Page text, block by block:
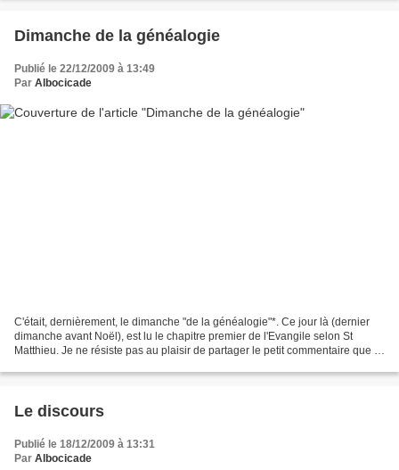
Dimanche de la généalogie
Publié le 22/12/2009 à 13:49
Par Albocicade
C'était, dernièrement, le dimanche "de la généalogie"*. Ce jour là (dernier
dimanche avant Noël), est lu le chapitre premier de l'Evangile selon St
Matthieu. Je ne résiste pas au plaisir de partager le petit commentaire que le
Le discours
Publié le 18/12/2009 à 13:31
Par Albocicade